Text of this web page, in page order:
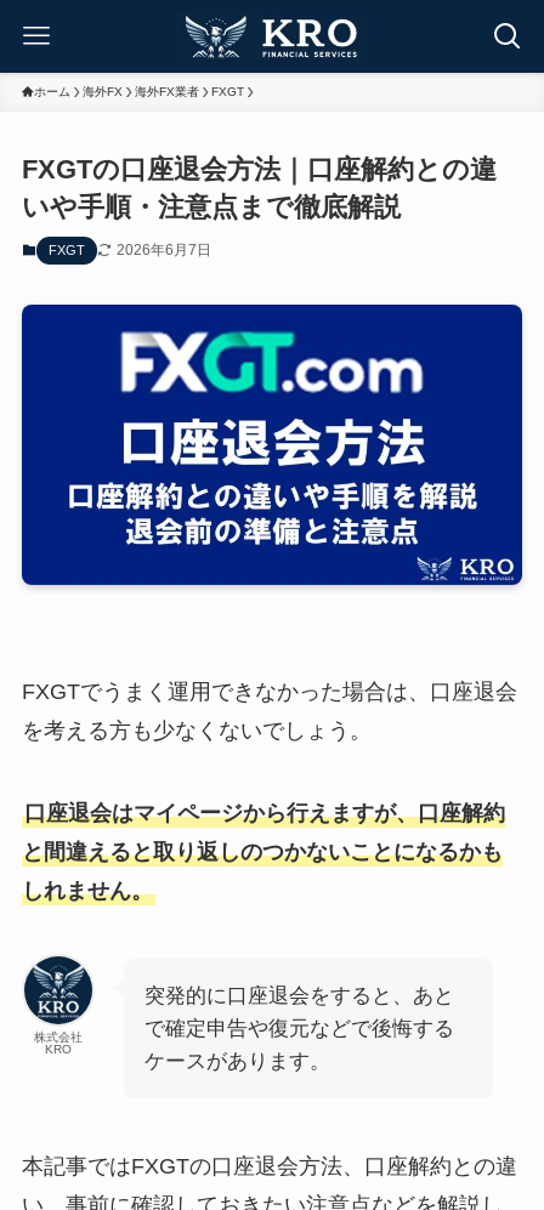
ホーム 海外FX 海外FX業者 FXGT
FXGTの口座退会方法｜口座解約との違
いや手順・注意点まで徹底解説
FXGT 2026年6月7日
FXGTでうまく運用できなかった場合は、口座退会
を考える方も少なくないでしょう。
口座退会はマイページから行えますが、口座解約
と間違えると取り返しのつかないことになるかも
しれません。
株式会社
KRO
突発的に口座退会をすると、あと
で確定申告や復元などで後悔する
ケースがあります。
本記事ではFXGTの口座退会方法、口座解約との違
い、事前に確認しておきたい注意点などを解説し